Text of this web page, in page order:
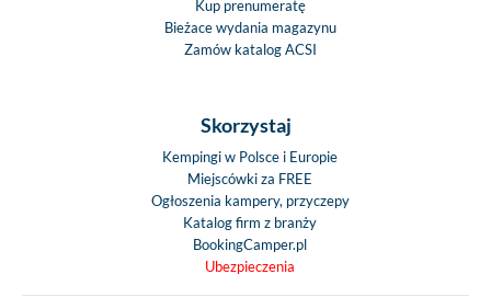
Kup prenumeratę
Bieżace wydania magazynu
Zamów katalog ACSI
Skorzystaj
Kempingi w Polsce i Europie
Miejscówki za FREE
Ogłoszenia kampery, przyczepy
Katalog firm z branży
BookingCamper.pl
Ubezpieczenia